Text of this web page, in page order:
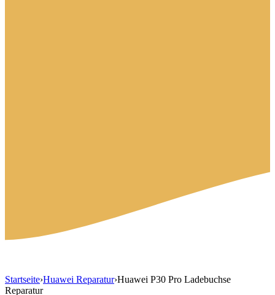
Startseite›Huawei Reparatur›Huawei P30 Pro Ladebuchse
Reparatur